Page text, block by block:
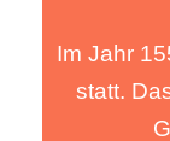
Im Jahr
statt.
Im Jahr
statt.